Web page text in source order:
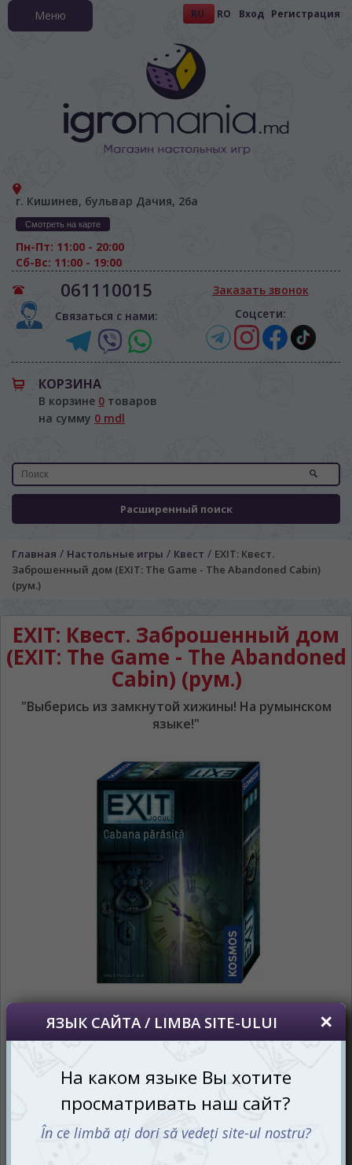
RU RO Вход Регистрация
г. Кишинев, бульвар Дачия, 26а
Смотреть на карте
Пн-Пт: 11:00 - 20:00
Сб-Вс: 11:00 - 19:00
061110015
Связаться с нами:
Заказать звонок
Соцсети:
КОРЗИНА
В корзине 0 товаров
на сумму 0 mdl
Расширенный поиск
Меню
Главная / Настольные игры / Квест / EXIT: Квест.
Заброшенный дом (EXIT: The Game - The Abandoned Cabin)
(рум.)
EXIT: Квест. Заброшенный дом
(EXIT: The Game - The Abandoned
Cabin) (рум.)
"Выберись из замкнутой хижины! На румынском
языке!"
ЯЗЫК САЙТА / LIMBA SITE-ULUI
На каком языке Вы хотите
Беспокоим Вас только один раз, далее
сохраним Ваш выбор языка.
Vă vom deranja doar o singură dată, apoi vă
vom salva alegerea limbii.
Если вы хотите переключить язык
сайта, то это можно всегда сделать в
правом верхнем углу страницы.
Dacă doriți să schimbați limba site-ului, puteți
oricând să faceți asta în colțul din dreapta sus
al paginii.